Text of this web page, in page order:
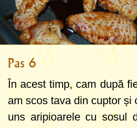
Pas 6
În acest timp, cam după
am scos tava din cuptor și
uns aripioarele cu sosul